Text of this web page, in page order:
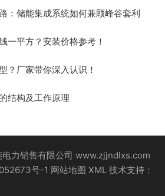
：储能集成系统如何兼顾峰谷套利
一平方？安装价格参考！
？厂家带你深入认识！
结构及工作原理
力销售有限公司 www.zjjndlxs.com
号-1 网站地图 XML 技术支持：